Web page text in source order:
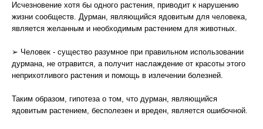
Исчезновение хотя бы одного растения, приводит к нарушению
жизни сообществ. Дурман, являющийся ядовитым для человека,
является желанным и необходимым растением для животных.
➢ Человек - существо разумное при правильном использовании
дурмана, не отравится, а получит наслаждение от красоты этого
неприхотливого растения и помощь в излечении болезней.
Таким образом, гипотеза о том, что дурман, являющийся
ядовитым растением, бесполезен и вреден, является ошибочной.